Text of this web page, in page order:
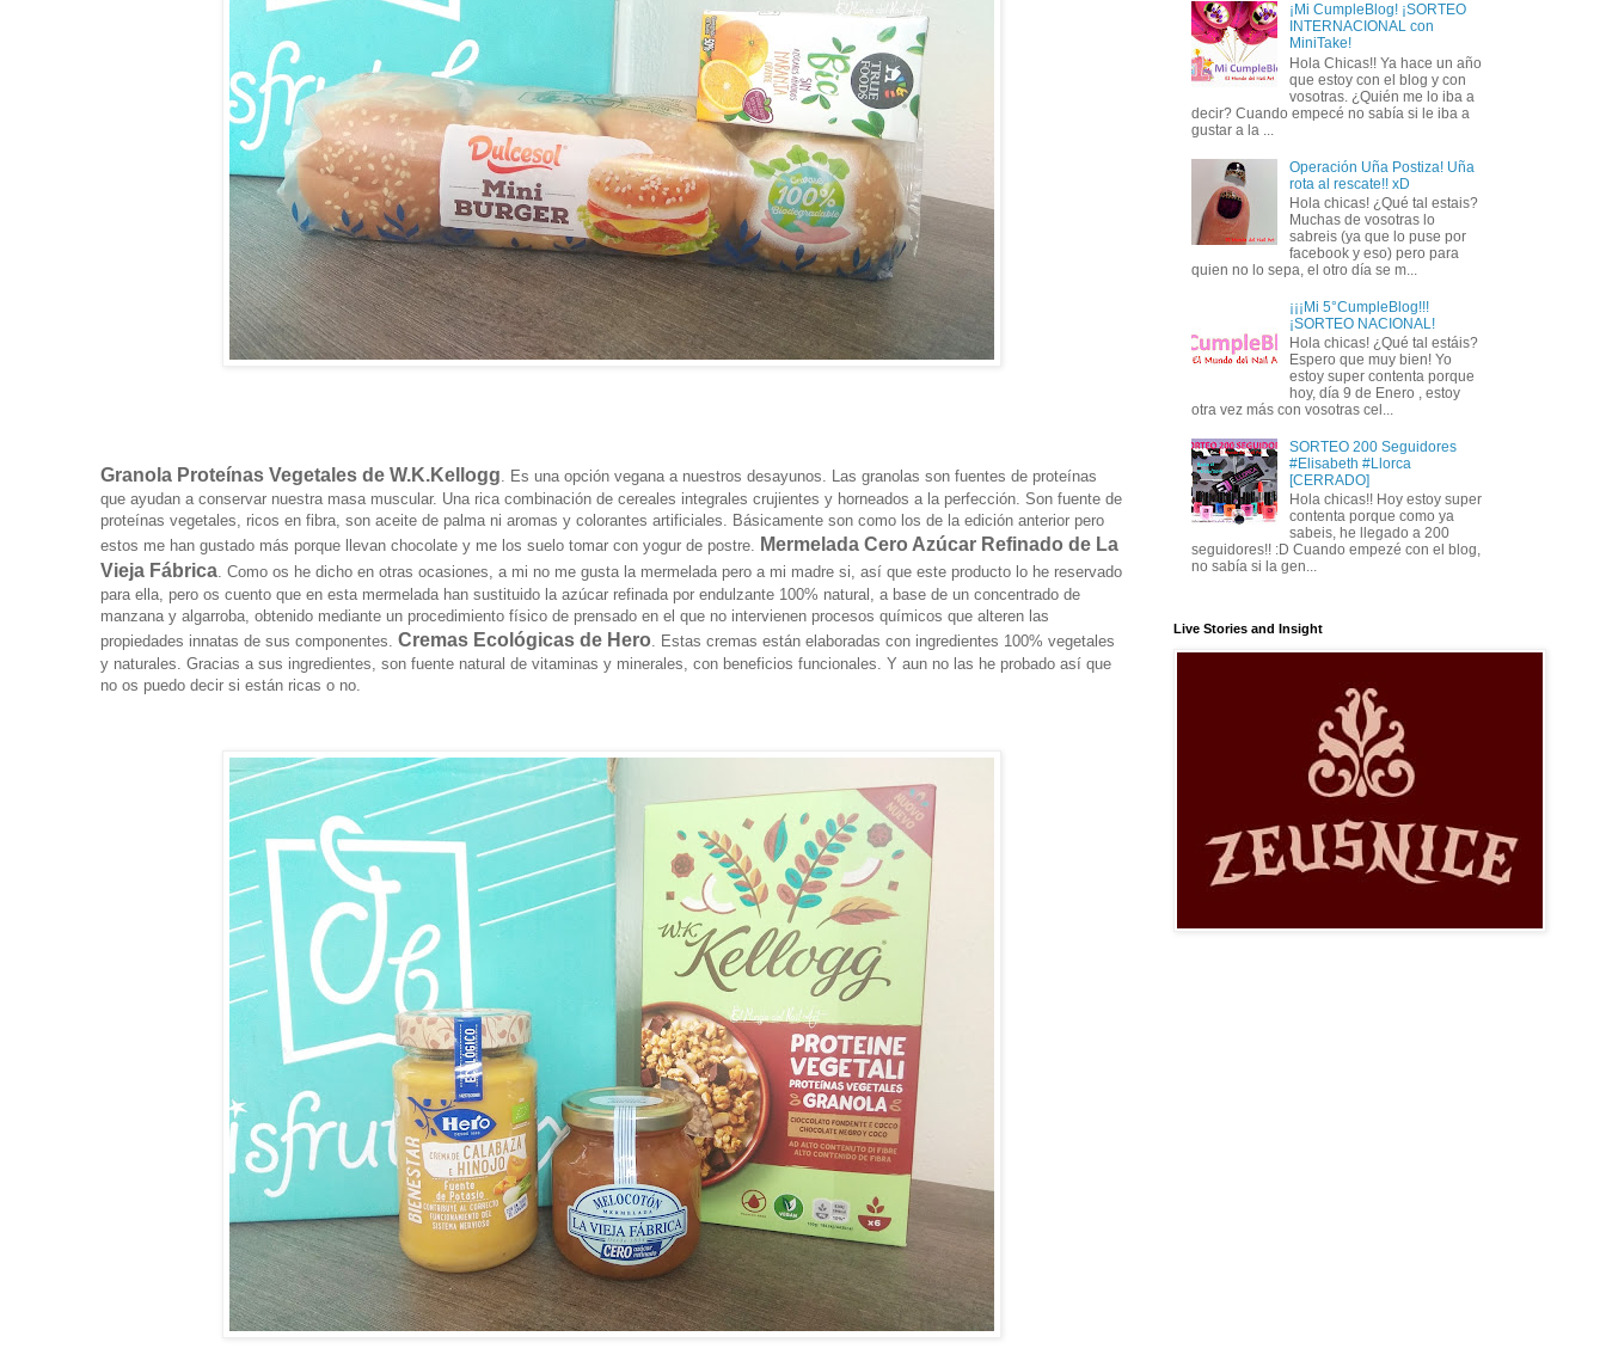
Granola Proteínas Vegetales de W.K.Kellogg. Es una opción vegana a nuestros desayunos. Las granolas son fuentes de proteínas
que ayudan a conservar nuestra masa muscular. Una rica combinación de cereales integrales crujientes y horneados a la perfección. Son fuente de
proteínas vegetales, ricos en fibra, son aceite de palma ni aromas y colorantes artificiales. Básicamente son como los de la edición anterior pero
estos me han gustado más porque llevan chocolate y me los suelo tomar con yogur de postre. Mermelada Cero Azúcar Refinado de La
Vieja Fábrica. Como os he dicho en otras ocasiones, a mi no me gusta la mermelada pero a mi madre si, así que este producto lo he reservado
para ella, pero os cuento que en esta mermelada han sustituido la azúcar refinada por endulzante 100% natural, a base de un concentrado de
manzana y algarroba, obtenido mediante un procedimiento físico de prensado en el que no intervienen procesos químicos que alteren las
propiedades innatas de sus componentes. Cremas Ecológicas de Hero. Estas cremas están elaboradas con ingredientes 100% vegetales
y naturales. Gracias a sus ingredientes, son fuente natural de vitaminas y minerales, con beneficios funcionales. Y aun no las he probado así que
no os puedo decir si están ricas o no.
¡Mi CumpleBlog! ¡SORTEO
INTERNACIONAL con
MiniTake!
Hola Chicas!! Ya hace un año
que estoy con el blog y con
vosotras. ¿Quién me lo iba a
decir? Cuando empecé no sabía si le iba a
gustar a la ...
Operación Uña Postiza! Uña
rota al rescate!! xD
Hola chicas! ¿Qué tal estais?
Muchas de vosotras lo
sabreis (ya que lo puse por
facebook y eso) pero para
quien no lo sepa, el otro día se m...
¡¡¡Mi 5°CumpleBlog!!!
¡SORTEO NACIONAL!
Hola chicas! ¿Qué tal estáis?
Espero que muy bien! Yo
estoy super contenta porque
hoy, día 9 de Enero , estoy
otra vez más con vosotras cel...
SORTEO 200 Seguidores
#Elisabeth #Llorca
[CERRADO]
Hola chicas!! Hoy estoy super
contenta porque como ya
sabeis, he llegado a 200
seguidores!! :D Cuando empezé con el blog,
no sabía si la gen...
Live Stories and Insight